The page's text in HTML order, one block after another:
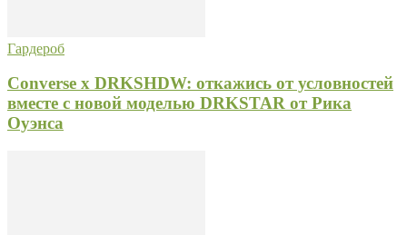
Гардероб
Converse x DRKSHDW: откажись от условностей
вместе с новой моделью DRKSTAR от Рика
Оуэнса